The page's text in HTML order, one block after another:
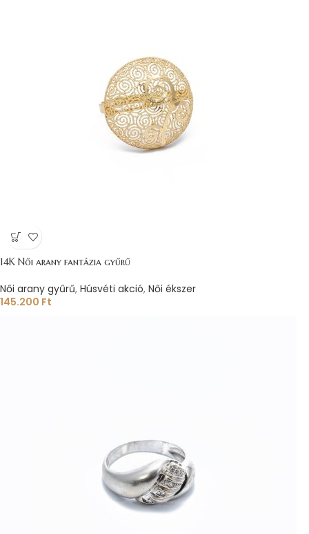
14K Női arany fantázia gyűrű
Női arany gyűrű, Húsvéti akció, Női ékszer
145.200 Ft